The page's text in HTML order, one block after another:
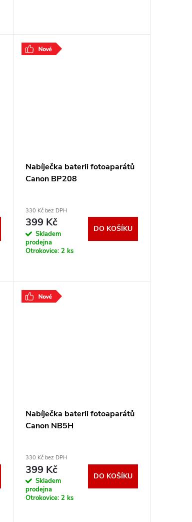
Nabíječka baterii fotoaparátů
Canon BP208
330 Kč bez DPH
399 Kč
Skladem
prodejna
Otrokovice: 2 ks
DO KOŠÍKU
Nabíječka baterii fotoaparátů
Canon NB5H
330 Kč bez DPH
399 Kč
Skladem
prodejna
Otrokovice: 2 ks
DO KOŠÍKU